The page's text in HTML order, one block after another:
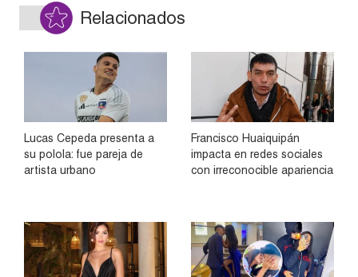
Relacionados
Lucas Cepeda presenta a
su polola: fue pareja de
artista urbano
Francisco Huaiquipán
impacta en redes sociales
con irreconocible apariencia